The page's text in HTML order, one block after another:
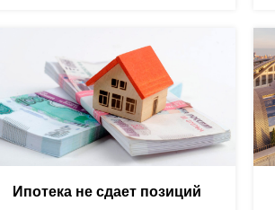
Ипотека не сдает позиций